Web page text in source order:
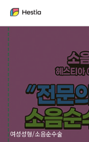
여성성형/소음순수술